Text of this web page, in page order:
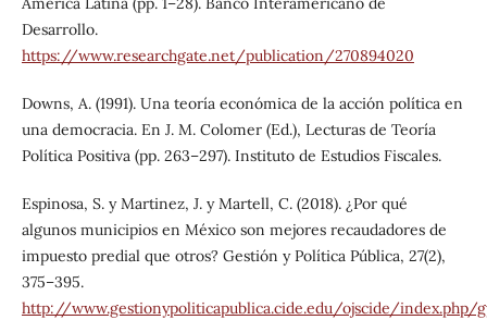
Desarrollo.
https://www.researchgate.net/publication/270894020
Downs, A. (1991). Una teoría económica de la acción política en
una democracia. En J. M. Colomer (Ed.), Lecturas de Teoría
Política Positiva (pp. 263–297). Instituto de Estudios Fiscales.
Espinosa, S. y Martinez, J. y Martell, C. (2018). ¿Por qué
algunos municipios en México son mejores recaudadores de
impuesto predial que otros? Gestión y Política Pública, 27(2),
375–395.
http://www.gestionypoliticapublica.cide.edu/ojscide/